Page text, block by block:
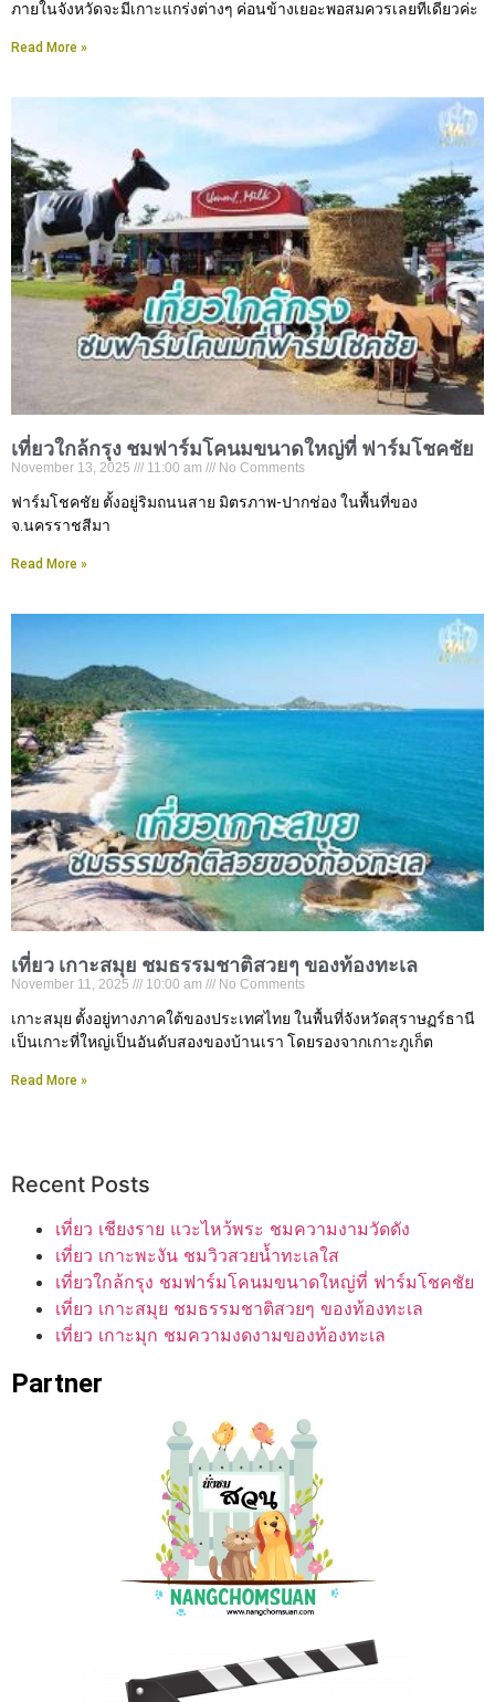
ภายในจังหวัดจะมีเกาะแกร่งต่างๆ ค่อนข้างเยอะพอสมควรเลยทีเดียวค่ะ
Read More »
เที่ยวใกล้กรุง ชมฟาร์มโคนมขนาดใหญ่ที่ ฟาร์มโชคชัย
November 13, 2025 11:00 am No Comments
ฟาร์มโชคชัย ตั้งอยู่ริมถนนสาย มิตรภาพ-ปากช่อง ในพื้นที่ของ
จ.นครราชสีมา
Read More »
เที่ยว เกาะสมุย ชมธรรมชาติสวยๆ ของท้องทะเล
November 11, 2025 10:00 am No Comments
เกาะสมุย ตั้งอยู่ทางภาคใต้ของประเทศไทย ในพื้นที่จังหวัดสุราษฏร์ธานี
เป็นเกาะที่ใหญ่เป็นอันดับสองของบ้านเรา โดยรองจากเกาะภูเก็ต
Read More »
Recent Posts
เที่ยว เชียงราย แวะไหว้พระ ชมความงามวัดดัง
เที่ยว เกาะพะงัน ชมวิวสวยน้ำทะเลใส
เที่ยวใกล้กรุง ชมฟาร์มโคนมขนาดใหญ่ที่ ฟาร์มโชคชัย
เที่ยว เกาะสมุย ชมธรรมชาติสวยๆ ของท้องทะเล
เที่ยว เกาะมุก ชมความงดงามของท้องทะเล
Partner